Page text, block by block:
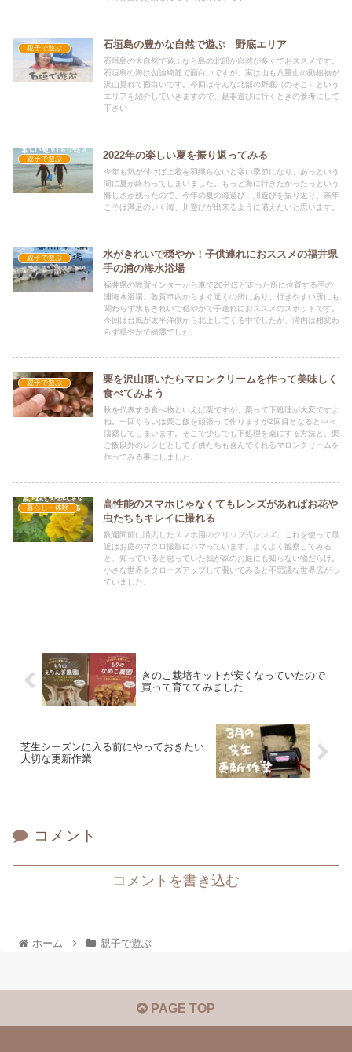
親子で遊ぶ 石垣島の豊かな自然で遊ぶ 野底エリア
石垣島の大自然で遊ぶなら島の北部が自然が多くておススメです。
石垣島の海は勿論綺麗で面白いですが、実は山も八重山の動植物が
沢山見れて面白いです。今回はそんな北部の野底（のそこ）という
エリアを紹介していきますので、是非遊びに行くときの参考にして
下さい
親子で遊ぶ 2022年の楽しい夏を振り返ってみる
今年も気が付けば上着を羽織らないと寒い季節になり、あっという
間に夏が終わってしまいました。もっと海に行きたかったっという
悔しさが残ったので、今年の夏の海遊び、川遊びを振り返り、来年
こそは満足のいく海、川遊びが出来るように備えたいと思います。
親子で遊ぶ
水がきれいで穏やか！子供連れにおススメの福井県
手の浦の海水浴場
福井県の敦賀インターから車で20分ほど走った所に位置する手の
浦海水浴場。敦賀市内からすぐ近くの所にあり、行きやすい所にも
関わらず水もきれいで穏やかで子連れにおススメのスポットです。
今回は台風が太平洋側から北上してくる中でしたが、湾内は相変わ
らず穏やかで綺麗でした。
親子で遊ぶ
栗を沢山頂いたらマロンクリームを作って美味しく
食べてみよう
秋を代表する食べ物といえば栗ですが、栗って下処理が大変ですよ
ね。一回ぐらいは栗ご飯を頑張って作りますが2回目となると中々
躊躇してしまいます。そこで少しでも下処理を楽にする方法と、栗
ご飯以外のレシピとして子供たちも喜んでくれるマロンクリームを
作ってみる事にしました。
暮らし・体験
高性能のスマホじゃなくてもレンズがあればお花や
虫たちもキレイに撮れる
数週間前に購入したスマホ用のクリップ式レンズ。これを使って最
近はお庭のマクロ撮影にハマっています。よくよく観察してみる
と、知っていると思っていた我が家のお庭にも知らない物だらけ。
小さな世界をクローズアップして覗いてみると不思議な世界広がっ
ていました。
きのこ栽培キットが安くなっていたので
買って育ててみました
芝生シーズンに入る前にやっておきたい
大切な更新作業
コメント
コメントを書き込む
ホーム 親子で遊ぶ
PAGE TOP